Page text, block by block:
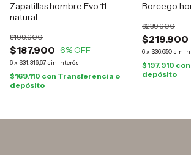
Zapatillas hombre Evo 11
natural
$187.900
$199.900
6% OFF
6x $31.316,67 sin interés
$169.110 con Transferencia o
depósito
Borcego
$219.900
$239.900
6x $36.650 sin
$197.910 con
depósito